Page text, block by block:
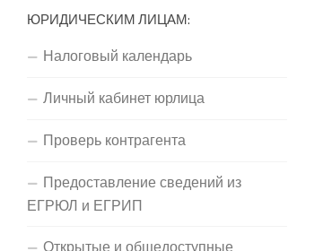
ЮРИДИЧЕСКИМ ЛИЦАМ:
Налоговый календарь
Личный кабинет юрлица
Проверь контрагента
Предоставление сведений из
ЕГРЮЛ и ЕГРИП
Открытые и общедоступные